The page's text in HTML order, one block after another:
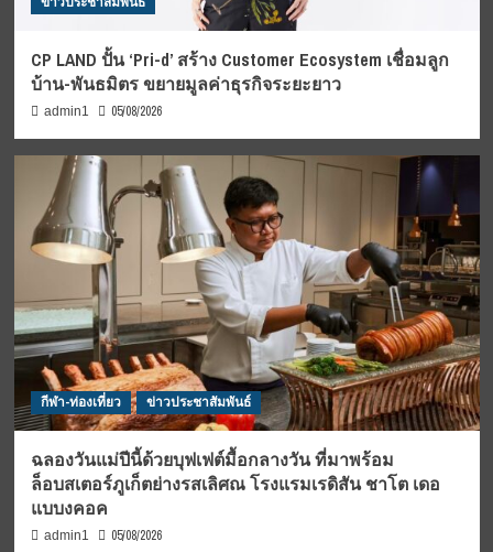
CP LAND ปั้น ‘Pri-d’ สร้าง Customer Ecosystem เชื่อมลูก
บ้าน-พันธมิตร ขยายมูลค่าธุรกิจระยะยาว
admin1 05/08/2026
กีฬา-ท่องเที่ยว ข่าวประชาสัมพันธ์
ฉลองวันแม่ปีนี้ด้วยบุฟเฟต์มื้อกลางวัน ที่มาพร้อม
ล็อบสเตอร์ภูเก็ตย่างรสเลิศณ โรงแรมเรดิสัน ชาโต เดอ
แบบงคอค
admin1 05/08/2026